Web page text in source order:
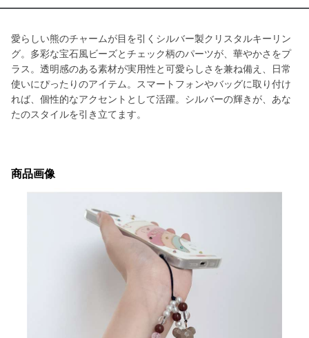
愛らしい熊のチャームが目を引くシルバー製クリスタルキーリン
グ。多彩な宝石風ビーズとチェック柄のパーツが、華やかさをプ
ラス。透明感のある素材が実用性と可愛らしさを兼ね備え、日常
使いにぴったりのアイテム。スマートフォンやバッグに取り付け
れば、個性的なアクセントとして活躍。シルバーの輝きが、あな
たのスタイルを引き立てます。
商品画像